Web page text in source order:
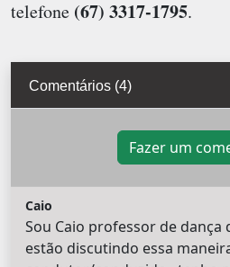
telefone (67) 3317-1795.
Comentários (4)
Fazer um
Caio
Sou Caio professor de dança
estão discutindo essa